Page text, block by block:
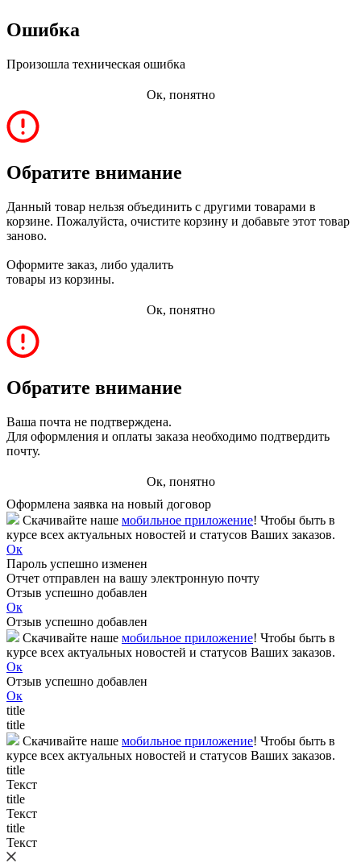
Ошибка
Произошла техническая ошибка
Ок, понятно
Обратите внимание
Данный товар нельзя объединить с другими товарами в
корзине. Пожалуйста, очистите корзину и добавьте этот товар
заново.
Оформите заказ, либо удалить
товары из корзины.
Ок, понятно
Обратите внимание
Ваша почта не подтверждена.
Для оформления и оплаты заказа необходимо подтвердить
почту.
Ок, понятно
Оформлена заявка на новый договор
Скачивайте наше мобильное приложение! Чтобы быть в
курсе всех актуальных новостей и статусов Ваших заказов.
Ок
Пароль успешно изменен
Отчет отправлен на вашу электронную почту
Отзыв успешно добавлен
Ок
Отзыв успешно добавлен
Скачивайте наше мобильное приложение! Чтобы быть в
курсе всех актуальных новостей и статусов Ваших заказов.
Ок
Отзыв успешно добавлен
Ок
title
title
Скачивайте наше мобильное приложение! Чтобы быть в
курсе всех актуальных новостей и статусов Ваших заказов.
title
Текст
title
Текст
title
Текст